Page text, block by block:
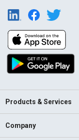
Products & Services
Company